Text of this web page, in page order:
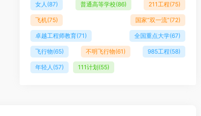
女人 (87) 普通高等学校(86) 211工程(75)
飞机(75) 国家“双一流”(72)
卓越工程师教育(71) 全国重点大学(67)
飞行物(65) 不明飞行物(61) 985工程(58)
年轻人 (57) 111计划(55)